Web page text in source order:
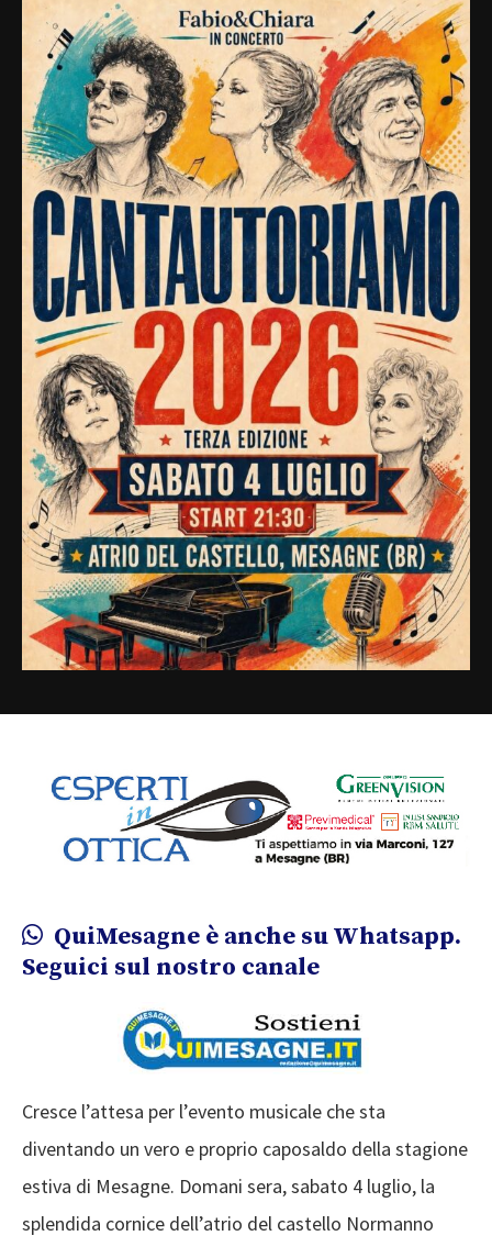
QuiMesagne è anche su Whatsapp.
Seguici sul nostro canale
Cresce l’attesa per l’evento musicale che sta
diventando un vero e proprio caposaldo della stagione
estiva di Mesagne. Domani sera, sabato 4 luglio, la
splendida cornice dell’atrio del castello Normanno